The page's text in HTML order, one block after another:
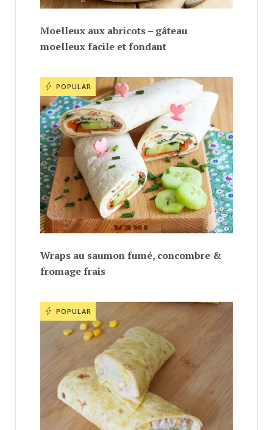
Moelleux aux abricots – gâteau
moelleux facile et fondant
POPULAR
Wraps au saumon fumé, concombre &
fromage frais
POPULAR